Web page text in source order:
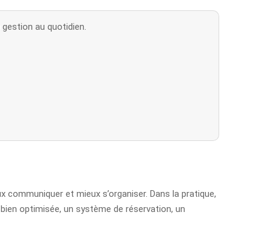
au quotidien.
et mieux s’organiser. Dans la pratique,
optimisée, un système de réservation, un